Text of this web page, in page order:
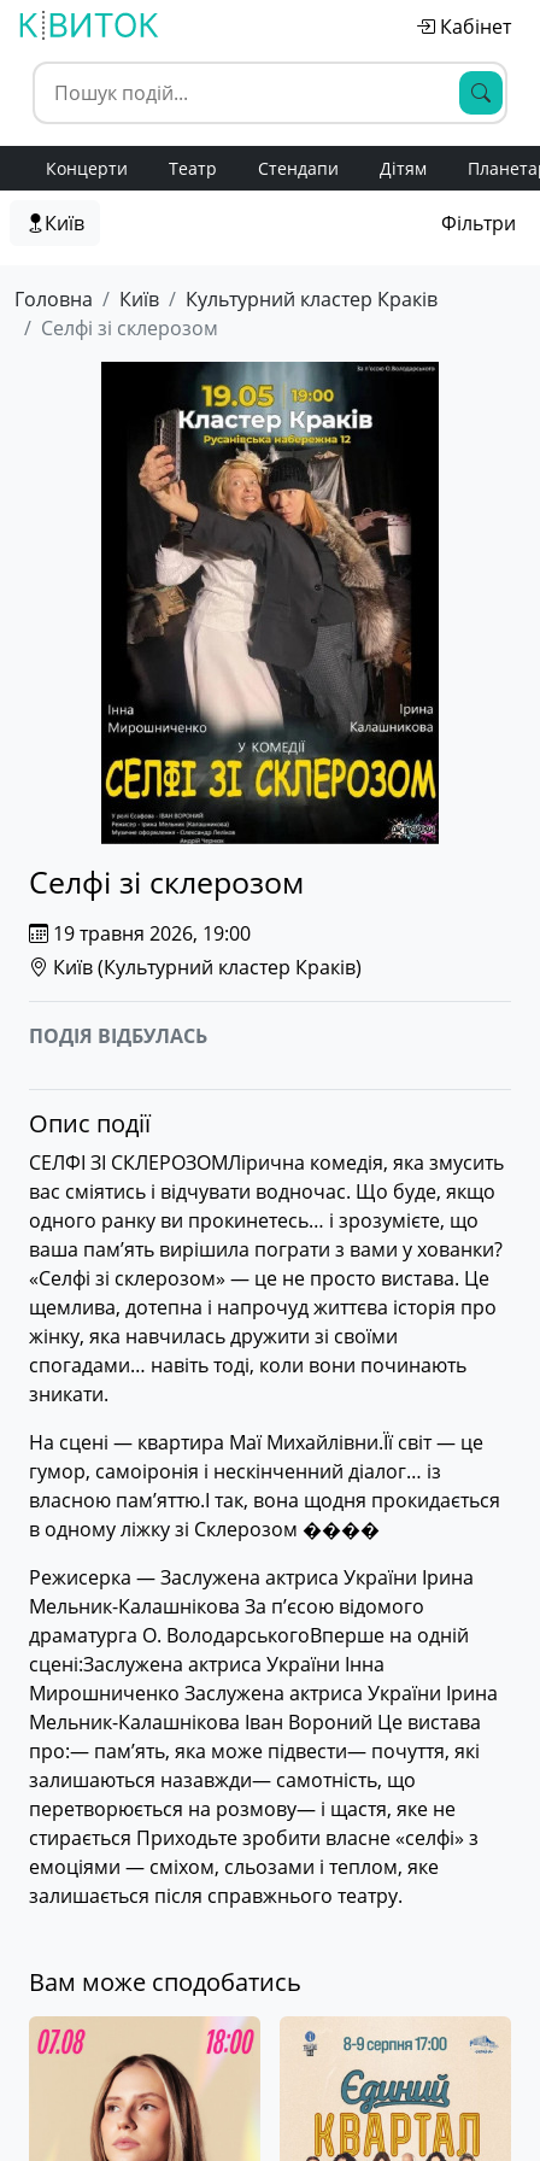
Кабінет
Концерти Театр Стендапи Дітям
Київ Фільтри
Головна Київ
Культурний кластер Краків
Селфі зі склерозом
Селфі зі склерозом
19 травня 2026, 19:00
Київ (Культурний кластер Краків)
ПОДІЯ ВІДБУЛАСЬ
Опис події
СЕЛФІ ЗІ СКЛЕРОЗОМЛірична комедія, яка змусить
вас сміятись і відчувати водночас. Що буде, якщо
одного ранку ви прокинетесь… і зрозумієте, що
ваша пам’ять вирішила пограти з вами у хованки?
«Селфі зі склерозом» — це не просто вистава. Це
щемлива, дотепна і напрочуд життєва історія про
жінку, яка навчилась дружити зі своїми
спогадами… навіть тоді, коли вони починають
зникати.
На сцені — квартира Маї Михайлівни.Її світ — це
гумор, самоіронія і нескінченний діалог… із
власною пам’яттю.І так, вона щодня прокидається
в одному ліжку зі Склерозом ����
Режисерка — Заслужена актриса України Ірина
Мельник-Калашнікова За п’єсою відомого
драматурга О. ВолодарськогоВперше на одній
сцені:Заслужена актриса України Інна
Мирошниченко Заслужена актриса України Ірина
Мельник-Калашнікова Іван Вороний Це вистава
про:— пам’ять, яка може підвести— почуття, які
залишаються назавжди— самотність, що
перетворюється на розмову— і щастя, яке не
стирається Приходьте зробити власне «селфі» з
емоціями — сміхом, сльозами і теплом, яке
залишається після справжнього театру.
Вам може сподобатись